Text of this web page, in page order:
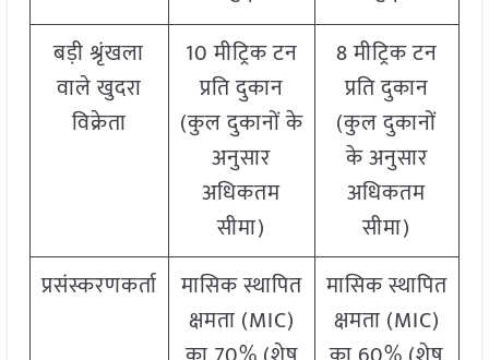
बड़ी श्रृंखला
वाले खुदरा
विक्रेता
10 मीट्रिक टन
प्रति दुकान
(कुल दुकानों के
अनुसार
अधिकतम
सीमा)
8 मीट्रिक टन
प्रति दुकान
(कुल दुकानों
के अनुसार
अधिकतम
सीमा)
प्रसंस्करणकर्ता
मासिक स्थापित
क्षमता (MIC)
मासिक स्थापित
क्षमता (MIC)